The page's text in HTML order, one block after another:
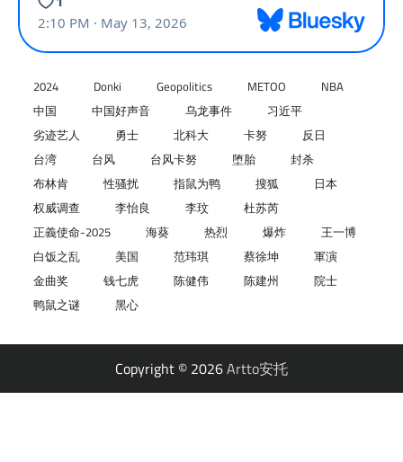
2024 Donki Geopolitics METOO
NBA
中国
中国好声音 乌龙事件
习近平
劣迹艺人
勇士 北科大 卡努
反日
台湾
台风 台风卡努 堕胎
封杀
布林肯
性骚扰 指鼠为鸭 搜狐
日本
权威调查
李怡良 李玟
杜苏芮
正義使命-2025
海葵 热烈 爆炸
王一博
白饭之乱
美国 范玮琪 蔡徐坤
軍演
金曲奖
钱七虎 陈健伟 陈建州
院士
鸭鼠之谜
黑心
Copyright © 2026Artto安托